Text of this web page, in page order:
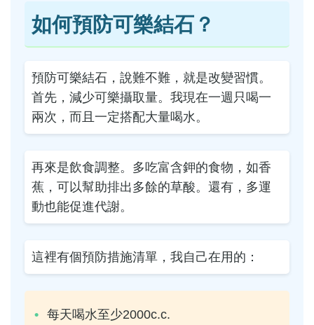
如何預防可樂結石？
預防可樂結石，說難不難，就是改變習慣。
首先，減少可樂攝取量。我現在一週只喝一
兩次，而且一定搭配大量喝水。
再來是飲食調整。多吃富含鉀的食物，如香
蕉，可以幫助排出多餘的草酸。還有，多運
動也能促進代謝。
這裡有個預防措施清單，我自己在用的：
每天喝水至少2000c.c.